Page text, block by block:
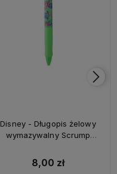
Disney - Długopis żelowy
wymazywalny Scrump
8,00 zł